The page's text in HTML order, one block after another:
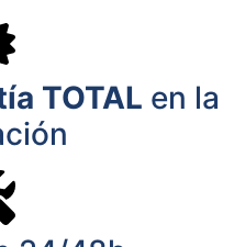
TOTAL en la